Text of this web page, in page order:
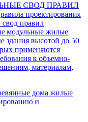
СВОД ПРАВИЛ
проектирования
правил
модульные жилые
здания высотой до 50
применяются
к объемно-
материалам,
дома жилые
и